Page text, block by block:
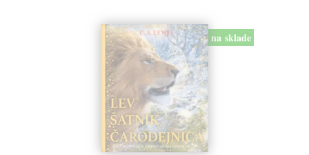
na sklade